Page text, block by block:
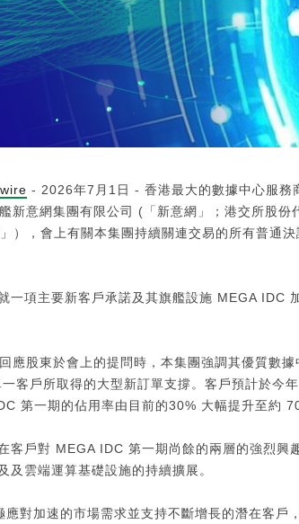
- 2026年7月1日 - 香港最大的數據中心服務
新意網集團有限公司 (「新意網」；港交所股份
），會上有關本集團持續關連交易的所有普通
一項主要新客戶承諾及其旗艦設施 MEGA IDC
應股東於會上的提問時，本集團強調其優質數據
客戶所取得的大型新訂單支撐。客戶預計於今
第一期的佔用率由目前的30% 大幅提升至約
客戶對 MEGA IDC 第一期尚餘的兩層的強烈興
雲端運算基礎設施的持續擴展。
應對加速的市場需求並支持不斷增長的潛在客戶